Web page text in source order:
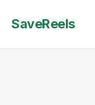
SaveReels